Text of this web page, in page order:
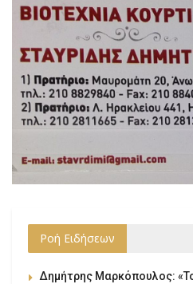
Ροή Ειδήσεων
Δημήτρης Μαρκόπουλος: «Το